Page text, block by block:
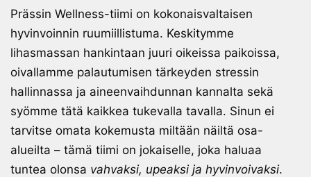
Prässin Wellness-tiimi on kokonaisvaltaisen
hyvinvoinnin ruumiillistuma. Keskitymme
lihasmassan hankintaan juuri oikeissa paikoissa,
oivallamme palautumisen tärkeyden stressin
hallinnassa ja aineenvaihdunnan kannalta sekä
syömme tätä kaikkea tukevalla tavalla. Sinun ei
tarvitse omata kokemusta miltään näiltä osa-
alueilta – tämä tiimi on jokaiselle, joka haluaa
tuntea olonsa vahvaksi, upeaksi ja hyvinvoivaksi.